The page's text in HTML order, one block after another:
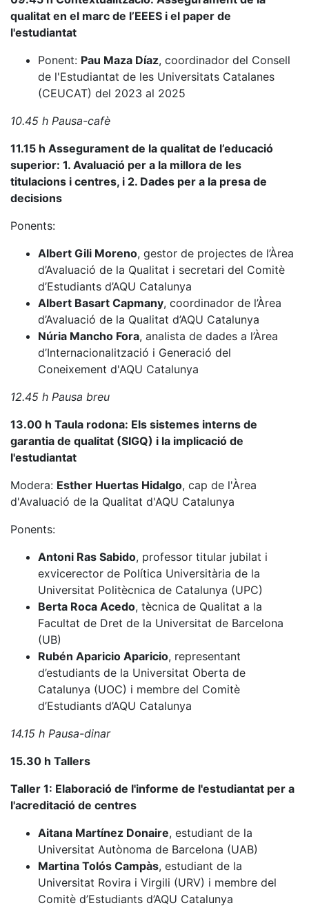
qualitat en el marc de l’EEES i el paper de
l'estudiantat
Ponent: Pau Maza Díaz, coordinador del Consell
de l'Estudiantat de les Universitats Catalanes
(CEUCAT) del 2023 al 2025
10.45 h Pausa-cafè
11.15 h Assegurament de la qualitat de l’educació
superior: 1. Avaluació per a la millora de les
titulacions i centres, i 2. Dades per a la presa de
decisions
Ponents:
Albert Gili Moreno, gestor de projectes de l’Àrea
d’Avaluació de la Qualitat i secretari del Comitè
d’Estudiants d’AQU Catalunya
Albert Basart Capmany, coordinador de l’Àrea
d’Avaluació de la Qualitat d’AQU Catalunya
Núria Mancho Fora, analista de dades a l’Àrea
d’Internacionalització i Generació del
Coneixement d'AQU Catalunya
12.45 h Pausa breu
13.00 h Taula rodona: Els sistemes interns de
garantia de qualitat (SIGQ) i la implicació de
l'estudiantat
Modera: Esther Huertas Hidalgo, cap de l'Àrea
d'Avaluació de la Qualitat d'AQU Catalunya
Ponents:
Antoni Ras Sabido, professor titular jubilat i
exvicerector de Política Universitària de la
Universitat Politècnica de Catalunya (UPC)
Berta Roca Acedo, tècnica de Qualitat a la
Facultat de Dret de la Universitat de Barcelona
(UB)
Rubén Aparicio Aparicio, representant
d’estudiants de la Universitat Oberta de
Catalunya (UOC) i membre del Comitè
d’Estudiants d’AQU Catalunya
14.15 h Pausa-dinar
15.30 h Tallers
Taller 1: Elaboració de l'informe de l'estudiantat per a
l'acreditació de centres
Aitana Martínez Donaire, estudiant de la
Universitat Autònoma de Barcelona (UAB)
Martina Tolós Campàs, estudiant de la
Universitat Rovira i Virgili (URV) i membre del
Comitè d’Estudiants d’AQU Catalunya